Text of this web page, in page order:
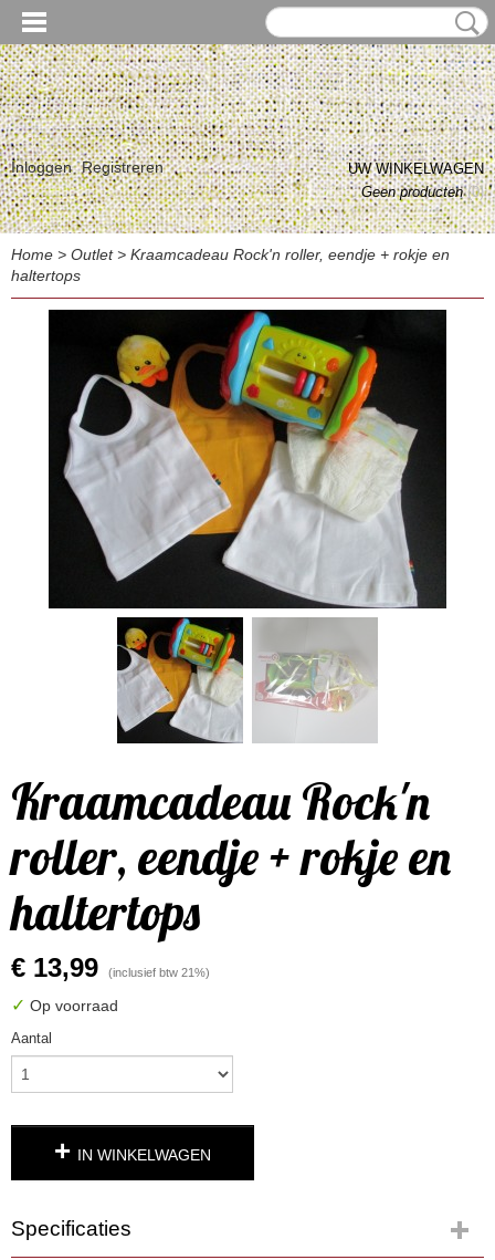
Inloggen Registreren
UW WINKELWAGEN
Geen producten(0)
Home > Outlet> Kraamcadeau Rock'n roller, eendje + rokje en
haltertops
Kraamcadeau Rock'n
roller, eendje + rokje en
haltertops
€ 13,99 (inclusief btw 21%)
✓ Op voorraad
Aantal
IN WINKELWAGEN
Specificaties